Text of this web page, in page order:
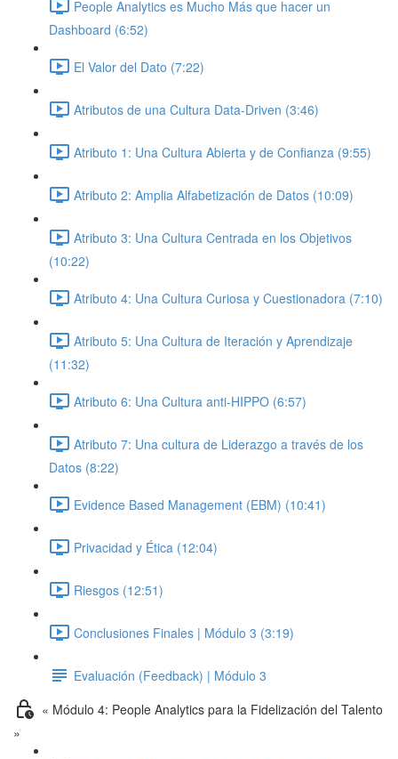
People Analytics es Mucho Más que hacer un
Dashboard (6:52)
El Valor del Dato (7:22)
Atributos de una Cultura Data-Driven (3:46)
Atributo 1: Una Cultura Abierta y de Confianza (9:55)
Atributo 2: Amplia Alfabetización de Datos (10:09)
Atributo 3: Una Cultura Centrada en los Objetivos
(10:22)
Atributo 4: Una Cultura Curiosa y Cuestionadora (7:10)
Atributo 5: Una Cultura de Iteración y Aprendizaje
(11:32)
Atributo 6: Una Cultura anti-HIPPO (6:57)
Atributo 7: Una cultura de Liderazgo a través de los
Datos (8:22)
Evidence Based Management (EBM) (10:41)
Privacidad y Ética (12:04)
Riesgos (12:51)
Conclusiones Finales | Módulo 3 (3:19)
Evaluación (Feedback) | Módulo 3
« Módulo 4: People Analytics para la Fidelización del Talento
»